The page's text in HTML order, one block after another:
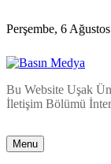
to
Perşembe, 6
Basın Medya
Bu Website Uşak
İletişim Bölümü
Menu